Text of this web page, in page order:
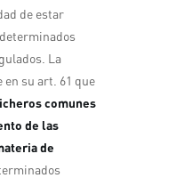
de estar
La
en su art. 61 que
comunes
de las
de